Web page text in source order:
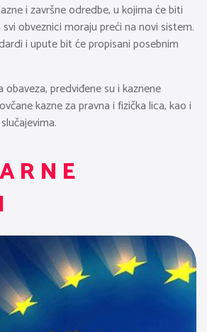
i završne odredbe, u kojima će biti
obveznici moraju preći na novi sistem.
i upute bit će propisani posebnim
obaveza, predviđene su i kaznene
kazne za pravna i fizička lica, kao i